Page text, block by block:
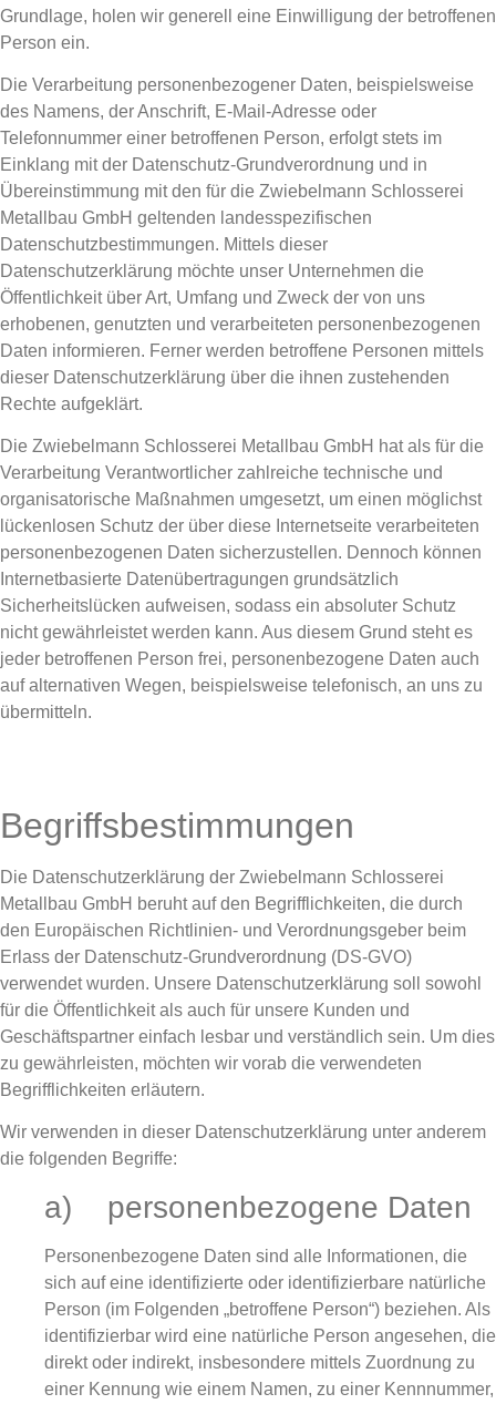
Grundlage, holen wir generell eine Einwilligung der betroffenen
Person ein.
Die Verarbeitung personenbezogener Daten, beispielsweise
des Namens, der Anschrift, E-Mail-Adresse oder
Telefonnummer einer betroffenen Person, erfolgt stets im
Einklang mit der Datenschutz-Grundverordnung und in
Übereinstimmung mit den für die Zwiebelmann Schlosserei
Metallbau GmbH geltenden landesspezifischen
Datenschutzbestimmungen. Mittels dieser
Datenschutzerklärung möchte unser Unternehmen die
Öffentlichkeit über Art, Umfang und Zweck der von uns
erhobenen, genutzten und verarbeiteten personenbezogenen
Daten informieren. Ferner werden betroffene Personen mittels
dieser Datenschutzerklärung über die ihnen zustehenden
Rechte aufgeklärt.
Die Zwiebelmann Schlosserei Metallbau GmbH hat als für die
Verarbeitung Verantwortlicher zahlreiche technische und
organisatorische Maßnahmen umgesetzt, um einen möglichst
lückenlosen Schutz der über diese Internetseite verarbeiteten
personenbezogenen Daten sicherzustellen. Dennoch können
Internetbasierte Datenübertragungen grundsätzlich
Sicherheitslücken aufweisen, sodass ein absoluter Schutz
nicht gewährleistet werden kann. Aus diesem Grund steht es
jeder betroffenen Person frei, personenbezogene Daten auch
auf alternativen Wegen, beispielsweise telefonisch, an uns zu
übermitteln.
Begriffsbestimmungen
Die Datenschutzerklärung der Zwiebelmann Schlosserei
Metallbau GmbH beruht auf den Begrifflichkeiten, die durch
den Europäischen Richtlinien- und Verordnungsgeber beim
Erlass der Datenschutz-Grundverordnung (DS-GVO)
verwendet wurden. Unsere Datenschutzerklärung soll sowohl
für die Öffentlichkeit als auch für unsere Kunden und
Geschäftspartner einfach lesbar und verständlich sein. Um dies
zu gewährleisten, möchten wir vorab die verwendeten
Begrifflichkeiten erläutern.
Wir verwenden in dieser Datenschutzerklärung unter anderem
die folgenden Begriffe:
a) personenbezogene Daten
Personenbezogene Daten sind alle Informationen, die
sich auf eine identifizierte oder identifizierbare natürliche
Person (im Folgenden „betroffene Person“) beziehen. Als
identifizierbar wird eine natürliche Person angesehen, die
direkt oder indirekt, insbesondere mittels Zuordnung zu
einer Kennung wie einem Namen, zu einer Kennnummer,